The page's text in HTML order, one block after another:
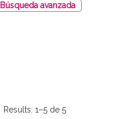
Búsqueda avanzada
Results:1–5 de 5